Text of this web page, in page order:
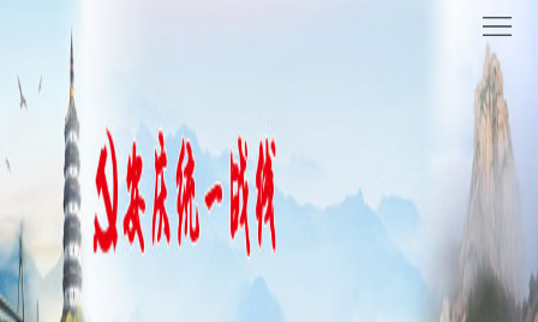
站
要
焦
时
讯
地
动
机
关
他